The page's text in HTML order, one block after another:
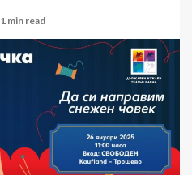
1 min read